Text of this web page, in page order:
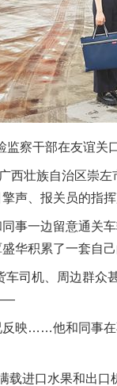
察干部在友谊
壮族自治区崇左
声、报关员的指挥
一边留意通关
华积累了一套自己
机、周边群众
……他和同事在
进口水果和出口